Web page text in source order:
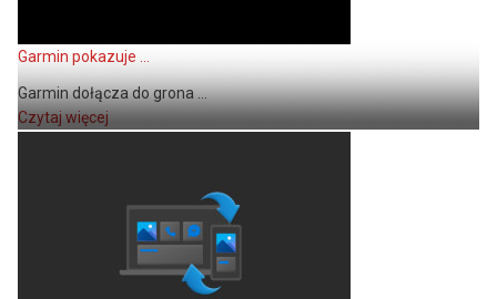
Garmin pokazuje ...
Garmin dołącza do grona ...
Czytaj więcej